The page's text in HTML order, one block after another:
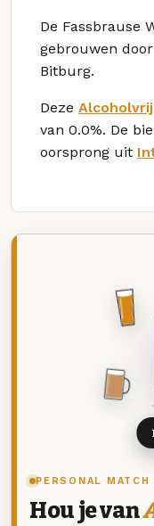
De Fassbrause
gebrouwen door
Bitburg.
Deze Alcoholvrij
van 0.0%. De
oorsprong uit
PERSONAL MATCH
Hou je van